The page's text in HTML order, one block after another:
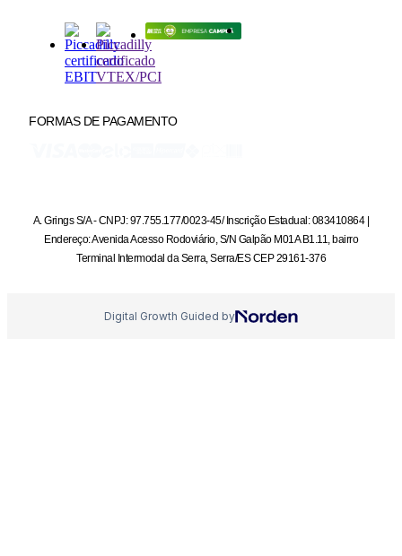
FORMAS DE PAGAMENTO
A. Grings S/A - CNPJ: 97.755.177/0023-45/ Inscrição Estadual: 083410864 |
Endereço: Avenida Acesso Rodoviário, S/N Galpão M01A B1.11, bairro
Terminal Intermodal da Serra, Serra/ES CEP 29161-376
Digital Growth Guided by